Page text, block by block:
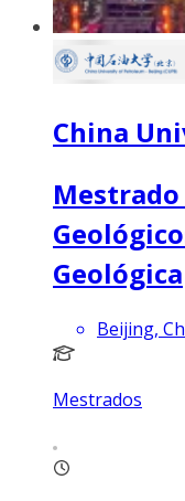
China
Mestrado
Geológica
Beijing,
Mestrados